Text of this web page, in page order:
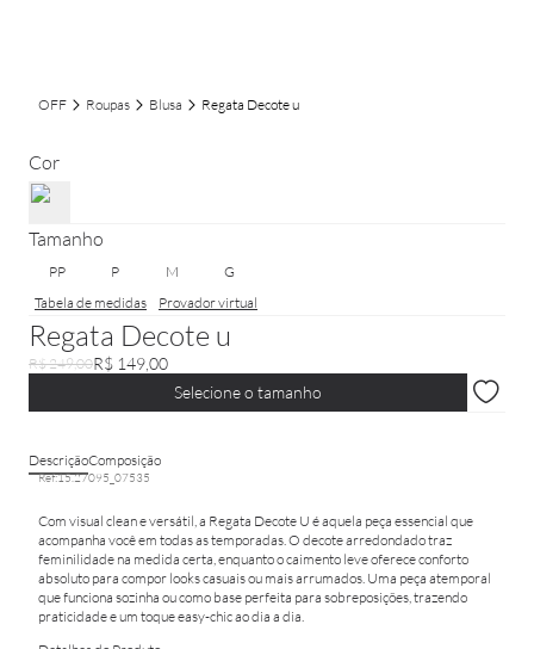
OFF Roupas Blusa Regata Decote u
Regata Decote u
R$ 249,00R$ 149,00
Cor
Tamanho
PP P M
G
Tabela de medidas
Provador virtual
Selecione o tamanho
DescriçãoComposição
Ref:15.27095_07535
Com visual clean e versátil, a Regata Decote U é aquela peça essencial que
acompanha você em todas as temporadas. O decote arredondado traz
feminilidade na medida certa, enquanto o caimento leve oferece conforto
absoluto para compor looks casuais ou mais arrumados. Uma peça atemporal
que funciona sozinha ou como base perfeita para sobreposições, trazendo
praticidade e um toque easy-chic ao dia a dia.